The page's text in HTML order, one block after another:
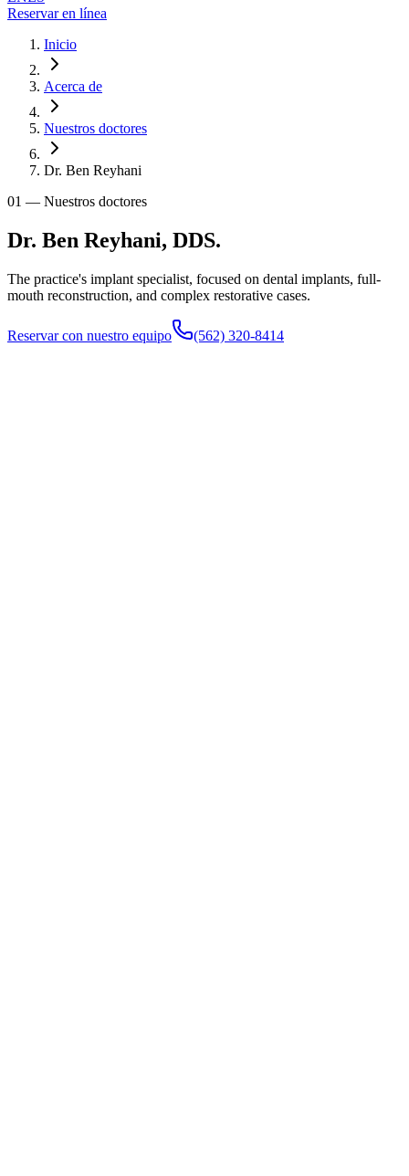
Reservar en línea
Inicio
Acerca de
Nuestros doctores
Dr. Ben Reyhani
01 — Nuestros doctores
Dr. Ben Reyhani, DDS.
The practice's implant specialist, focused on dental implants, full-
mouth reconstruction, and complex restorative cases.
Reservar con nuestro equipo (562) 320-8414